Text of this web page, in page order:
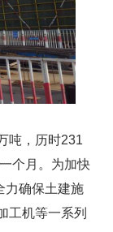
吨，历时231
个月。为加快
力确保土建施
工机等一系列